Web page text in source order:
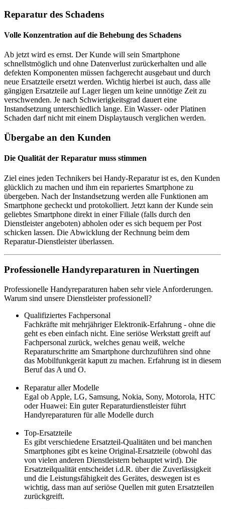
Reparatur des Schadens
Volle Konzentration auf die Behebung des Schadens
Ab jetzt wird es ernst. Der Kunde will sein Smartphone
schnellstmöglich und ohne Datenverlust zurückerhalten und alle
defekten Komponenten müssen fachgerecht ausgebaut und durch
neue Ersatzteile ersetzt werden. Wichtig hierbei ist auch, dass alle
gängigen Ersatzteile auf Lager liegen um keine unnötige Zeit zu
verschwenden. Je nach Schwierigkeitsgrad dauert eine
Instandsetzung unterschiedlich lange. Ein Wasser- oder Platinen
Schaden darf nicht mit einem Displaytausch verglichen werden.
Übergabe an den Kunden
Die Qualität der Reparatur muss stimmen
Ziel eines jeden Technikers bei Handy-Reparatur ist es, den Kunden
glücklich zu machen und ihm ein repariertes Smartphone zu
übergeben. Nach der Instandsetzung werden alle Funktionen am
Smartphone gecheckt und protokolliert. Jetzt kann der Kunde sein
geliebtes Smartphone direkt in einer Filiale (falls durch den
Dienstleister angeboten) abholen oder es sich bequem per Post
schicken lassen. Die Abwicklung der Rechnung beim dem
Reparatur-Dienstleister überlassen.
Professionelle Handyreparaturen in Nuertingen
Professionelle Handyreparaturen haben sehr viele Anforderungen.
Warum sind unsere Dienstleister professionell?
Qualifiziertes Fachpersonal
Fachkräfte mit mehrjähriger Elektronik-Erfahrung - ohne die
geht es eben einfach nicht. Eine seriöse Werkstatt greift auf
Fachpersonal zurück, welches genau weiß, welche
Reparaturschritte am Smartphone durchzuführen sind ohne
das Mobilfunkgerät kaputt zu machen. Erfahrung ist in diesem
Beruf das A und O.
Reparatur aller Modelle
Egal ob Apple, LG, Samsung, Nokia, Sony, Motorola, HTC
oder Huawei: Ein guter Reparaturdienstleister führt
Handyreparaturen für alle Modelle durch
Top-Ersatzteile
Es gibt verschiedene Ersatzteil-Qualitäten und bei manchen
Smartphones gibt es keine Original-Ersatzteile (obwohl das
von vielen anderen Dienstleistern behauptet wird). Die
Ersatzteilqualität entscheidet i.d.R. über die Zuverlässigkeit
und die Leistungsfähigkeit des Gerätes, deswegen ist es
wichtig, dass man auf seriöse Quellen mit guten Ersatzteilen
zurückgreift.